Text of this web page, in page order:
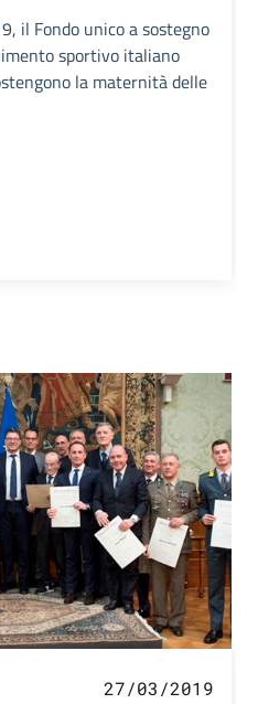
il Fondo unico a sostegno
sportivo italiano
la maternità delle
27/03/2019